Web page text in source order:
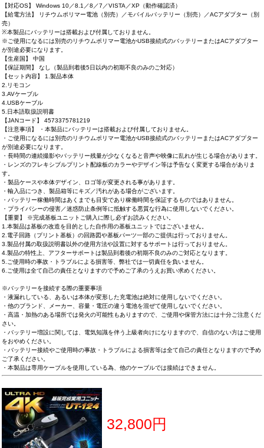
【対応OS】 Windows 10／8.1／8／7／VISTA／XP（動作確認済）
【給電方法】 リチウムポリマー電池（別売）／モバイルバッテリー（別売）／ACアダプター（別
売）
※本製品にバッテリーは搭載および付属しておりません。
※ご使用になるには別売のリチウムポリマー電池かUSB接続式のバッテリーまたはACアダプター
が別途必要になります。
【生産国】 中国
【保証期間】 なし（製品到着後5日以内の初期不良のみのご対応）
【セット内容】 1.製品本体
2.リモコン
3.AVケーブル
4.USBケーブル
5.日本語取扱説明書
【JANコード】 4573375781219
【注意事項】 ・本製品にバッテリーは搭載および付属しておりません。
・ご使用になるには別売のリチウムポリマー電池かUSB接続式のバッテリーまたはACアダプター
が別途必要になります。
・長時間の連続撮影やバッテリー残量が少なくなると音声や映像に乱れが生じる場合があります。
・レンズのフレキシブルプリント配線板のカラーやデザイン等は予告なく変更する場合がありま
す。
・製品ケースや本体デザイン、ロゴ等が変更される事があります。
・輸入品につき、製品箱等にキズ／汚れがある場合がございます。
・バッテリー稼働時間はあくまでも目安であり稼働時間を保証するものではありません。
・プライバシーの侵害／迷惑防止条例等に抵触する悪質な行為に使用しないでください。
【重要】 ※完成基板ユニットご購入に際し必ずお読みください。
1.本製品は基板の改造を目的とした自作用の基板ユニットではございません。
2.電子回路（プリント基板）の回路図や基板パーツ一部のご提供は行っておりません。
3.製品付属の取扱説明書以外の使用方法や設置に対するサポートは行っておりません。
4.製品の特性上、アフターサポートは製品到着後の初期不良のみのご対応となります。
5.ご使用時の事故・トラブルによる損害等、弊社では一切責任を負いません。
6.ご使用は全て自己の責任となりますので予めご了承のうえお買い求めください。
※バッテリーを接続する際の重要事項
・液漏れしている、あるいは本体が変形した充電池は絶対に使用しないでください。
・他のブランド、メーカー、容量・電圧の違う電池を混ぜて使用しないでください。
・高温・加熱のある場所では発火の可能性もありますので、ご使用や保管方法には十分ご注意くだ
さい。
・バッテリー増設に関しては、電気知識を伴う上級者向けになりますので、自信のない方はご使用
をおやめください。
・バッテリー接続やご使用時の事故・トラブルによる損害等は全て自己の責任となりますので予め
ご了承ください。
・本製品は専用ケーブルを使用している為、他のケーブルでは接続はできません。
32,800円